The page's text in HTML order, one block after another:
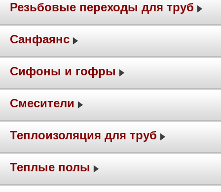
Резьбовые переходы для труб
Санфаянс
Сифоны и гофры
Смесители
Теплоизоляция для труб
Теплые полы